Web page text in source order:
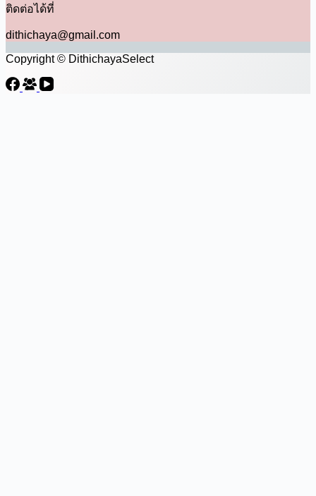
ติดต่อได้ที่
dithichaya@gmail.com
Copyright © DithichayaSelect